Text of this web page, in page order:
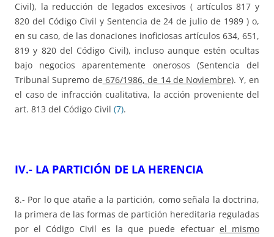
Civil), la reducción de legados excesivos ( artículos 817 y
820 del Código Civil y Sentencia de 24 de julio de 1989 ) o,
en su caso, de las donaciones inoficiosas artículos 634, 651,
819 y 820 del Código Civil), incluso aunque estén ocultas
bajo negocios aparentemente onerosos (Sentencia del
Tribunal Supremo de 676/1986, de 14 de Noviembre). Y, en
el caso de infracción cualitativa, la acción proveniente del
art. 813 del Código Civil (7).
IV.- LA PARTICIÓN DE LA HERENCIA
8.- Por lo que atañe a la partición, como señala la doctrina,
la primera de las formas de partición hereditaria reguladas
por el Código Civil es la que puede efectuar el mismo